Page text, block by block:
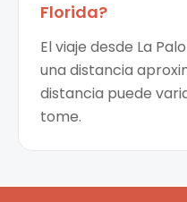
Florida?
El viaje desde La
una distancia
distancia puede
tome.